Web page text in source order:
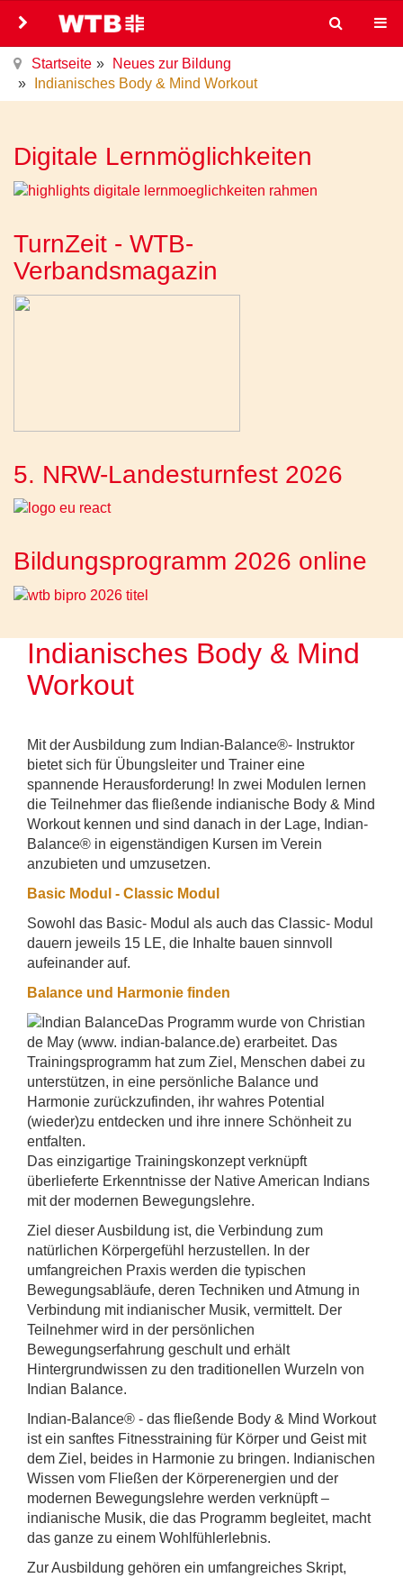
Startseite
Neues zur Bildung
Indianisches Body & Mind Workout
Digitale Lernmöglichkeiten
TurnZeit - WTB-
Verbandsmagazin
5. NRW-Landesturnfest 2026
Bildungsprogramm 2026 online
Indianisches Body & Mind
Workout
Mit der Ausbildung zum Indian-Balance®- Instruktor
bietet sich für Übungsleiter und Trainer eine
spannende Herausforderung! In zwei Modulen lernen
die Teilnehmer das fließende indianische Body & Mind
Workout kennen und sind danach in der Lage, Indian-
Balance® in eigenständigen Kursen im Verein
anzubieten und umzusetzen.
Basic Modul - Classic Modul
Sowohl das Basic- Modul als auch das Classic- Modul
dauern jeweils 15 LE, die Inhalte bauen sinnvoll
aufeinander auf.
Balance und Harmonie finden
Das Programm wurde von Christian
de May (www. indian-balance.de) erarbeitet. Das
Trainingsprogramm hat zum Ziel, Menschen dabei zu
unterstützen, in eine persönliche Balance und
Harmonie zurückzufinden, ihr wahres Potential
(wieder)zu entdecken und ihre innere Schönheit zu
entfalten.
Das einzigartige Trainingskonzept verknüpft
überlieferte Erkenntnisse der Native American Indians
mit der modernen Bewegungslehre.
Ziel dieser Ausbildung ist, die Verbindung zum
natürlichen Körpergefühl herzustellen. In der
umfangreichen Praxis werden die typischen
Bewegungsabläufe, deren Techniken und Atmung in
Verbindung mit indianischer Musik, vermittelt. Der
Teilnehmer wird in der persönlichen
Bewegungserfahrung geschult und erhält
Hintergrundwissen zu den traditionellen Wurzeln von
Indian Balance.
Indian-Balance® - das fließende Body & Mind Workout
ist ein sanftes Fitnesstraining für Körper und Geist mit
dem Ziel, beides in Harmonie zu bringen. Indianischen
Wissen vom Fließen der Körperenergien und der
modernen Bewegungslehre werden verknüpft –
indianische Musik, die das Programm begleitet, macht
das ganze zu einem Wohlfühlerlebnis.
Zur Ausbildung gehören ein umfangreiches Skript,